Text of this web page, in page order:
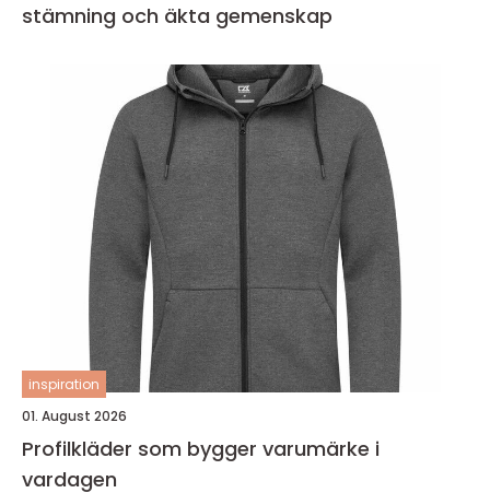
stämning och äkta gemenskap
inspiration
01. August 2026
Profilkläder som bygger varumärke i
vardagen